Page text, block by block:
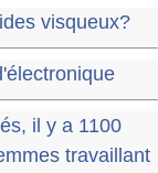
visqueux?
il y a 1100
travaillant